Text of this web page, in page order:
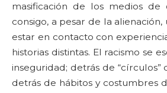
masificación de los medios de
consigo, a pesar de la alienación,
estar en contacto con
historias distintas. El racismo se
inseguridad; detrás de “círculos”
detrás de hábitos y costumbres